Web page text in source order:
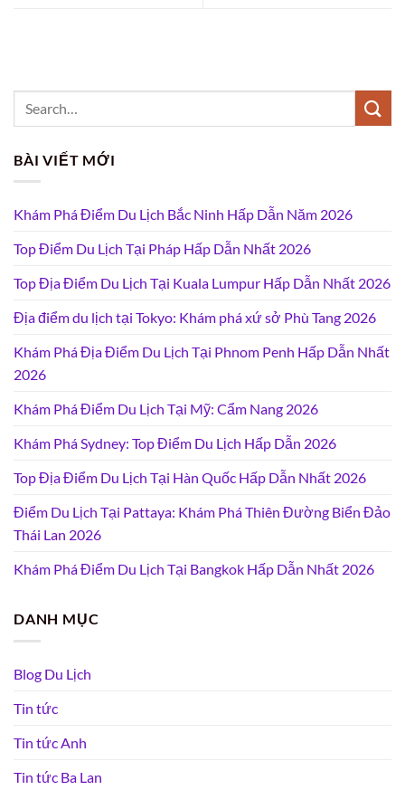
BÀI VIẾT MỚI
Khám Phá Điểm Du Lịch Bắc Ninh Hấp Dẫn Năm 2026
Top Điểm Du Lịch Tại Pháp Hấp Dẫn Nhất 2026
Top Địa Điểm Du Lịch Tại Kuala Lumpur Hấp Dẫn Nhất 2026
Địa điểm du lịch tại Tokyo: Khám phá xứ sở Phù Tang 2026
Khám Phá Địa Điểm Du Lịch Tại Phnom Penh Hấp Dẫn Nhất
2026
Khám Phá Điểm Du Lịch Tại Mỹ: Cẩm Nang 2026
Khám Phá Sydney: Top Điểm Du Lịch Hấp Dẫn 2026
Top Địa Điểm Du Lịch Tại Hàn Quốc Hấp Dẫn Nhất 2026
Điểm Du Lịch Tại Pattaya: Khám Phá Thiên Đường Biển Đảo
Thái Lan 2026
Khám Phá Điểm Du Lịch Tại Bangkok Hấp Dẫn Nhất 2026
DANH MỤC
Blog Du Lịch
Tin tức
Tin tức Anh
Tin tức Ba Lan